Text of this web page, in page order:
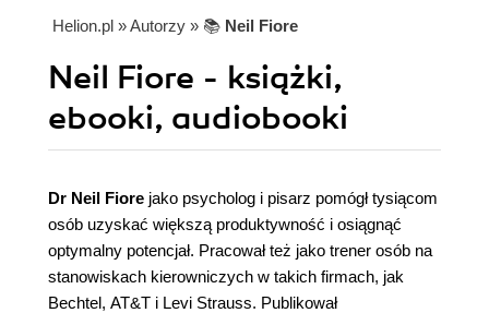
Helion.pl » Autorzy » 📚 Neil Fiore
Neil Fiore - książki,
ebooki, audiobooki
Dr Neil Fiore jako psycholog i pisarz pomógł tysiącom
osób uzyskać większą produktywność i osiągnąć
optymalny potencjał. Pracował też jako trener osób na
stanowiskach kierowniczych w takich firmach, jak
Bechtel, AT&T i Levi Strauss. Publikował